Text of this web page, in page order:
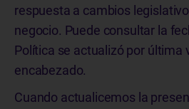
respuesta a cambios
negocio. Puede consultar la
Política se actualizó por última
encabezado.
Cuando actualicemos la